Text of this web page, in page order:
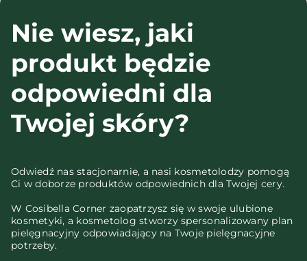
Nie wiesz, jaki
produkt będzie
odpowiedni dla
Twojej skóry?
Odwiedź nas stacjonarnie, a nasi kosmetolodzy pomogą
Ci w doborze produktów odpowiednich dla Twojej cery.
W Cosibella Corner zaopatrzysz się w swoje ulubione
kosmetyki, a kosmetolog stworzy spersonalizowany plan
pielęgnacyjny odpowiadający na Twoje pielęgnacyjne
potrzeby.